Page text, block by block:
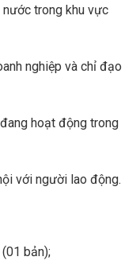
trong khu vực
nghiệp và chỉ đạo
hoạt động trong
với người lao động.
bản);